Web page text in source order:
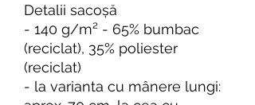
Detalii sacoșă
- 140 g/m² - 65% bumbac
(reciclat), 35% poliester
(reciclat)
- la varianta cu mânere lungi: